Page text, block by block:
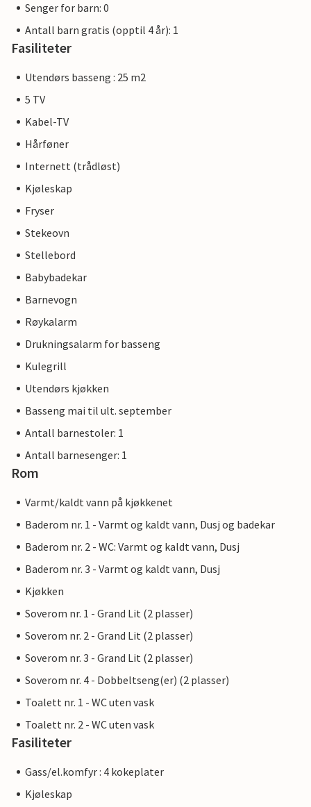
Senger for barn: 0
Antall barn gratis (opptil 4 år): 1
Fasiliteter
Utendørs basseng : 25 m2
5 TV
Kabel-TV
Hårføner
Internett (trådløst)
Kjøleskap
Fryser
Stekeovn
Stellebord
Babybadekar
Barnevogn
Røykalarm
Drukningsalarm for basseng
Kulegrill
Utendørs kjøkken
Basseng mai til ult. september
Antall barnestoler: 1
Antall barnesenger: 1
Rom
Varmt/kaldt vann på kjøkkenet
Baderom nr. 1 - Varmt og kaldt vann, Dusj og badekar
Baderom nr. 2 - WC: Varmt og kaldt vann, Dusj
Baderom nr. 3 - Varmt og kaldt vann, Dusj
Kjøkken
Soverom nr. 1 - Grand Lit (2 plasser)
Soverom nr. 2 - Grand Lit (2 plasser)
Soverom nr. 3 - Grand Lit (2 plasser)
Soverom nr. 4 - Dobbeltseng(er) (2 plasser)
Toalett nr. 1 - WC uten vask
Toalett nr. 2 - WC uten vask
Fasiliteter
Gass/el.komfyr : 4 kokeplater
Kjøleskap